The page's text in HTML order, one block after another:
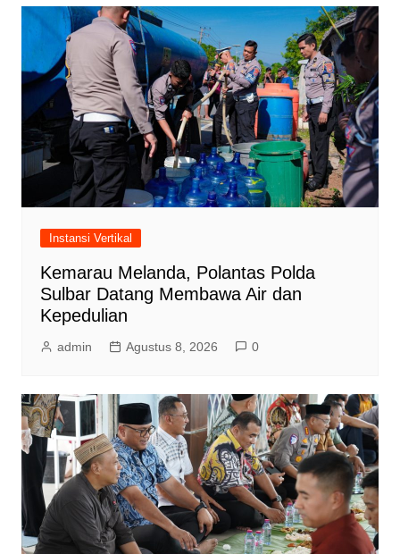
Instansi Vertikal
Kemarau Melanda, Polantas Polda
Sulbar Datang Membawa Air dan
Kepedulian
admin Agustus 8, 2026 0